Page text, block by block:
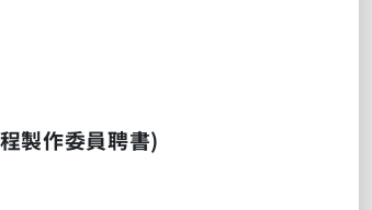
製作委員聘書)